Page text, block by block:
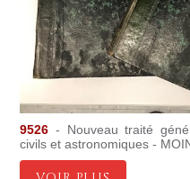
9526 - Nouveau traité
civils et astronomiques -